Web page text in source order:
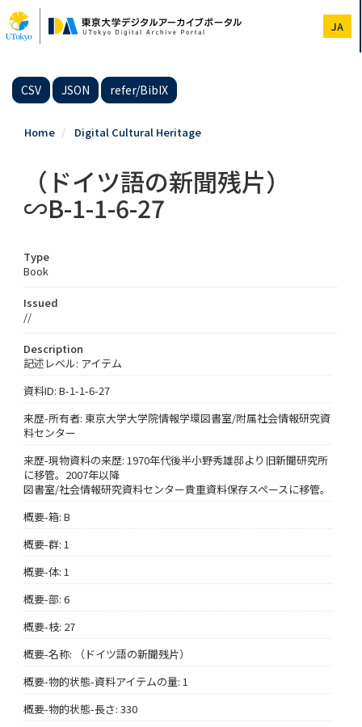
to
main
JA
CSV JSON refer/BibIX
Home Digital Cultural Heritage
（ドイツ語の新聞残片）
∽B-1-1-6-27
Type
Book
Issued
//
Description
記述レベル: アイテム
資料ID: B-1-1-6-27
来歴-所有者: 東京大学大学院情報学環図書室/附属社会情報研究資
料センター
来歴-現物資料の来歴: 1970年代後半小野秀雄邸より旧新聞研究所
に移管。2007年以降
図書室/社会情報研究資料センター貴重資料保存スペースに移管。
概要-箱: B
概要-群: 1
概要-体: 1
概要-部: 6
概要-枝: 27
概要-名称: （ドイツ語の新聞残片）
概要-物的状態-資料アイテムの量: 1
概要-物的状態-長さ: 330